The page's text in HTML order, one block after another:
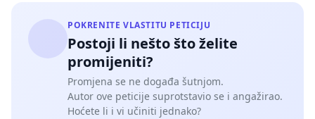
POKRENITE VLASTITU PETICIJU
Postoji li nešto što želite
promijeniti?
Promjena se ne događa šutnjom.
Autor ove peticije suprotstavio se i angažirao.
Hoćete li i vi učiniti jednako?